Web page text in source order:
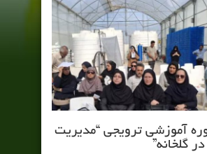
آموزشی ترویجی “مدیریت
گلخانه”